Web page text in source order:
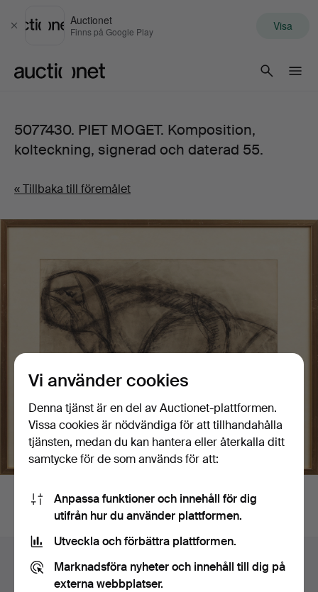
Stäng
Auctionet
Finns på Google Play Visa
5077430. PIET MOGET. Komposition,
kolteckning, signerad och daterad 55.
« Tillbaka till föremålet
Sidfotsnavigation
Hjälp och kontakt
Kontakta support
Vi använder cookies
Denna tjänst är en del av Auctionet-plattformen.
Vissa cookies är nödvändiga för att tillhandahålla
tjänsten, medan du kan hantera eller återkalla ditt
samtycke för de som används för att:
Anpassa funktioner och innehåll för dig
utifrån hur du använder plattformen.
Utveckla och förbättra plattformen.
Marknadsföra nyheter och innehåll till dig på
externa webbplatser.